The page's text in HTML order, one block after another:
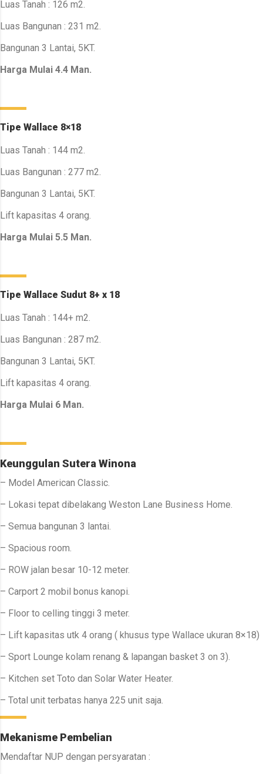
Luas Tanah : 126 m2.
Luas Bangunan : 231 m2.
Bangunan 3 Lantai, 5KT.
Harga Mulai 4.4 Man.
Tipe Wallace 8×18
Luas Tanah : 144 m2.
Luas Bangunan : 277 m2.
Bangunan 3 Lantai, 5KT.
Lift kapasitas 4 orang.
Harga Mulai 5.5 Man.
Tipe Wallace Sudut 8+ x 18
Luas Tanah : 144+ m2.
Luas Bangunan : 287 m2.
Bangunan 3 Lantai, 5KT.
Lift kapasitas 4 orang.
Harga Mulai 6 Man.
Keunggulan Sutera Winona
– Model American Classic.
– Lokasi tepat dibelakang Weston Lane Business Home.
– Semua bangunan 3 lantai.
– Spacious room.
– ROW jalan besar 10-12 meter.
– Carport 2 mobil bonus kanopi.
– Floor to celling tinggi 3 meter.
– Lift kapasitas utk 4 orang ( khusus type Wallace ukuran 8×18)
– Sport Lounge kolam renang & lapangan basket 3 on 3).
– Kitchen set Toto dan Solar Water Heater.
– Total unit terbatas hanya 225 unit saja.
Mekanisme Pembelian
Mendaftar NUP dengan persyaratan :